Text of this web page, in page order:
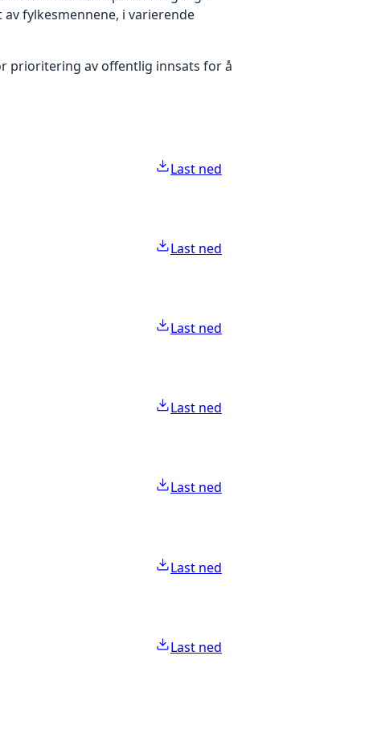
fylkesmennene, i varierende
prioritering av offentlig innsats for å
Last ned
Last ned
Last ned
Last ned
Last ned
Last ned
Last ned